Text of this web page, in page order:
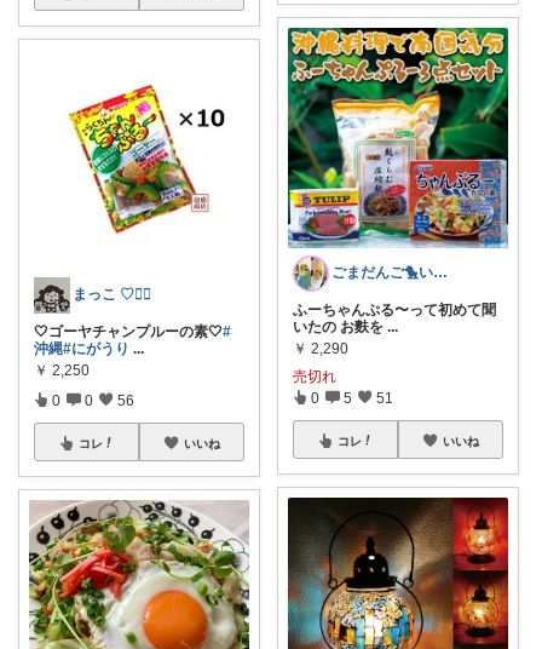
まっこ ♡🕵️‍♀️
🤍ゴーヤチャンプルーの素🤍#
沖縄#にがうり ...
￥ 2,250
0 0 56
コレ いいね
ごまだんご🐤いつもありがとう𓅫𓅫
ふーちゃんぷる〜って初めて聞
いたの お麩を ...
￥ 2,290
売切れ
0 5 51
コレ いいね